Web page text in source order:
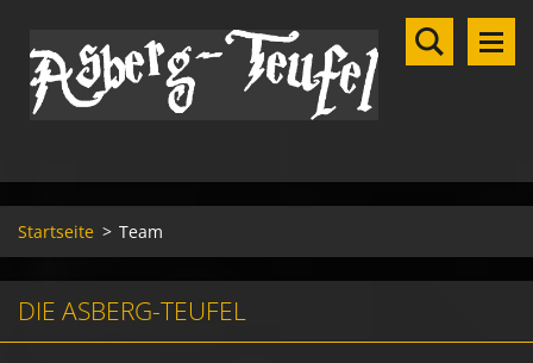
Startseite > Team
DIE ASBERG-TEUFEL